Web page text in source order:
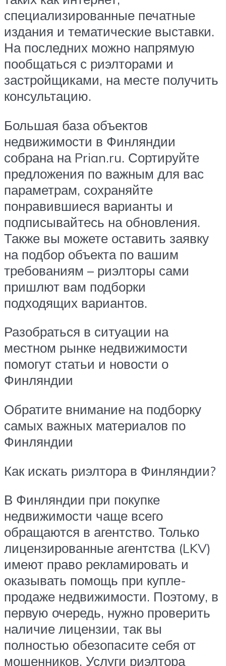
специализированные печатные
издания и тематические выставки.
На последних можно напрямую
пообщаться с риэлторами и
застройщиками, на месте получить
консультацию.
Большая база объектов
недвижимости в Финляндии
собрана на Prian.ru. Сортируйте
предложения по важным для вас
параметрам, сохраняйте
понравившиеся варианты и
подписывайтесь на обновления.
Также вы можете оставить заявку
на подбор объекта по вашим
требованиям – риэлторы сами
пришлют вам подборки
подходящих вариантов.
Разобраться в ситуации на
местном рынке недвижимости
помогут статьи и новости о
Финляндии
Обратите внимание на подборку
самых важных материалов по
Финляндии
Как искать риэлтора в Финляндии?
В Финляндии при покупке
недвижимости чаще всего
обращаются в агентство. Только
лицензированные агентства (LKV)
имеют право рекламировать и
оказывать помощь при купле-
продаже недвижимости. Поэтому, в
первую очередь, нужно проверить
наличие лицензии, так вы
полностью обезопасите себя от
мошенников. Услуги риэлтора